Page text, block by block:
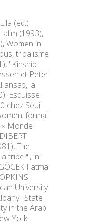
(ed.)
(1993),
Women in
tribalisme
"Kinship
et Peter
ansab, la
Esquisse
chez Seuil
formal
« Monde
The
tribe?", in:
Fatma
University
: State
in the Arab
York: